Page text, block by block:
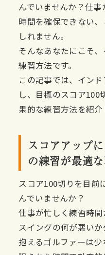
んでいませんか？仕
時間を確保できない
しれません。
そんなあなたにこそ
練習方法です。
この記事では、イン
し、目標のスコア100
果的な練習方法を紹介
スコアアップ
の練習が最適
スコア100切りを目前
んでいませんか？
仕事が忙しく練習時
スイングの何が悪い
抱えるゴルファーは少